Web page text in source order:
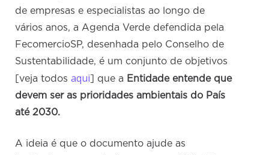
de empresas e especialistas ao longo de
vários anos, a Agenda Verde defendida pela
FecomercioSP, desenhada pelo Conselho de
Sustentabilidade, é um conjunto de objetivos
[veja todosaqui ] que a Entidade entende que
devem ser as prioridades ambientais do País
até 2030.
A ideia é que o documento ajude as